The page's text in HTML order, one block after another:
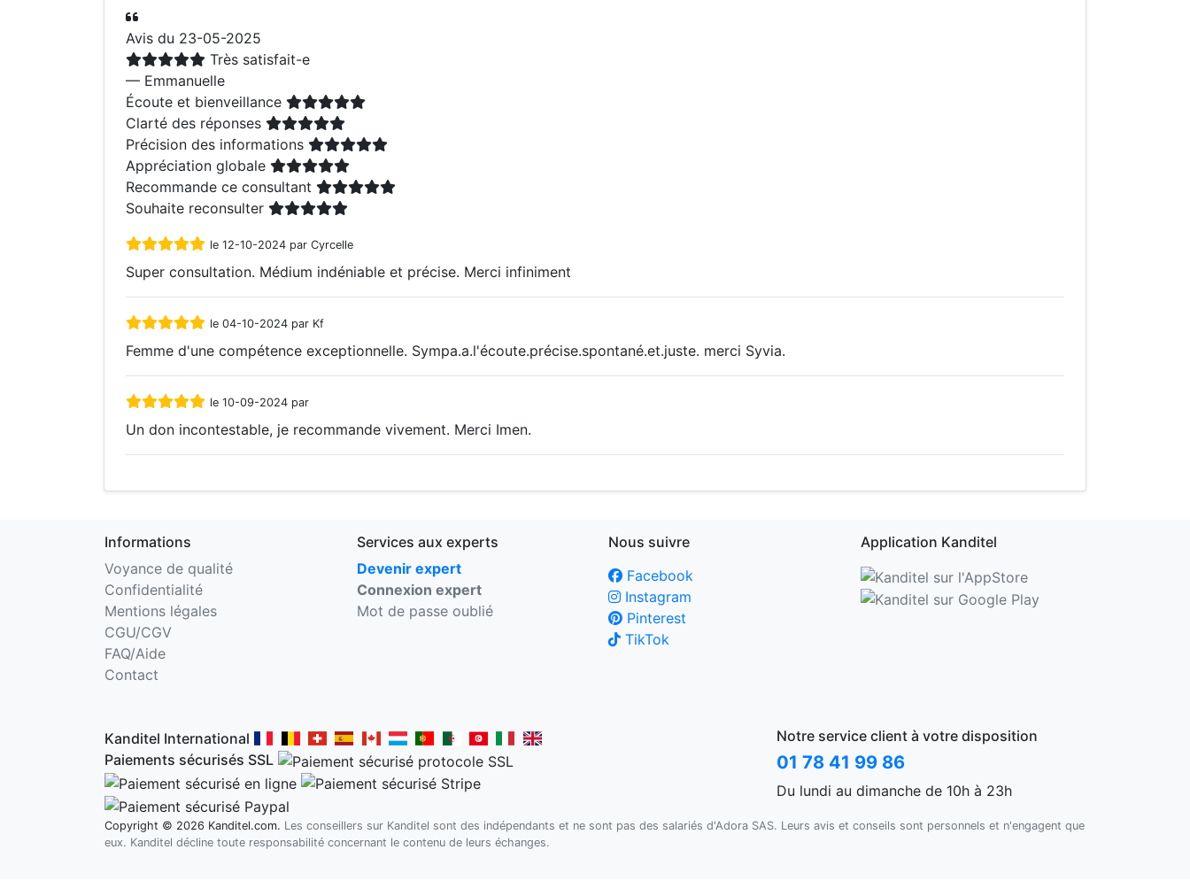
Avis du 23-05-2025
Très satisfait-e
— Emmanuelle
Écoute et bienveillance
Clarté des réponses
Précision des informations
Appréciation globale
Recommande ce consultant
Souhaite reconsulter
le 12-10-2024 par Cyrcelle
Super consultation. Médium indéniable et précise. Merci infiniment
le 04-10-2024 par Kf
Femme d'une compétence exceptionnelle. Sympa.a.l'écoute.précise.spontané.et.juste. merci Syvia.
le 10-09-2024 par
Un don incontestable, je recommande vivement. Merci Imen.
Informations
Voyance de qualité
Confidentialité
Mentions légales
CGU/CGV
FAQ/Aide
Contact
Services aux experts
Devenir expert
Connexion expert
Mot de passe oublié
Nous suivre
Facebook
Instagram
Pinterest
TikTok
Application Kanditel
Kanditel International
Paiements sécurisés SSL
Notre service client à votre disposition
01 78 41 99 86
Du lundi au dimanche de 10h à 23h
Copyright © 2026 Kanditel.com. Les conseillers sur Kanditel sont des indépendants et ne sont pas des salariés d'Adora SAS. Leurs avis et conseils sont personnels et n'engagent que
eux. Kanditel décline toute responsabilité concernant le contenu de leurs échanges.